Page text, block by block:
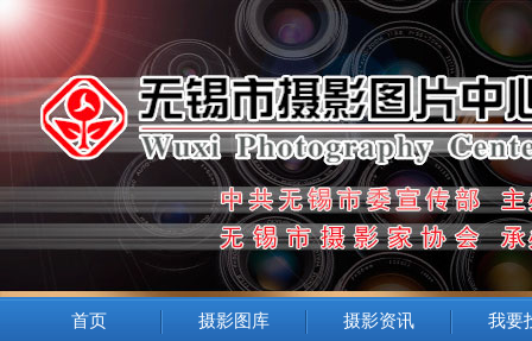
首页 摄影图库 摄影资讯 我要